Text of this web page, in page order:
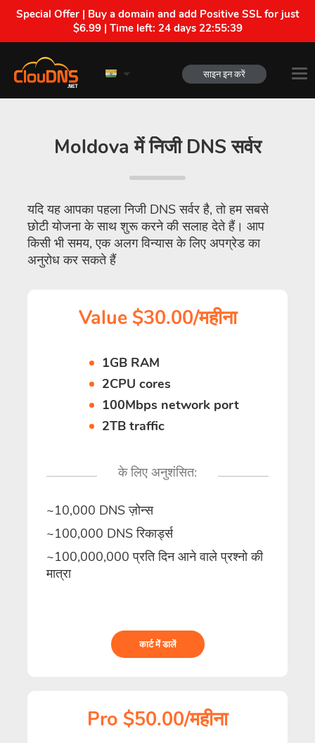
Special Offer | Buy a domain and add Positive SSL for just
$6.99 | Time left: 24 days 22:55:38
साइन इन करें
Moldova में निजी DNS सर्वर
यदि यह आपका पहला निजी DNS सर्वर है, तो हम सबसे
छोटी योजना के साथ शुरू करने की सलाह देते हैं। आप
किसी भी समय, एक अलग विन्यास के लिए अपग्रेड का
अनुरोध कर सकते हैं
Value $30.00/महीना
1GB RAM
2CPU cores
100Mbps network port
2TB traffic
के लिए अनुशंसित:
~10,000 DNS ज़ोन्स
~100,000 DNS रिकार्ड्स
~100,000,000 प्रति दिन आने वाले प्रश्नो की
मात्रा
कार्ट में डालें
Pro $50.00/महीना